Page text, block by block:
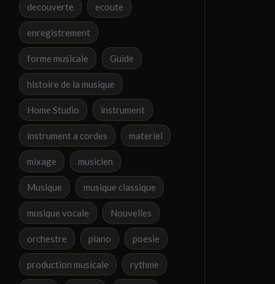
decouverte ecoute
enregistrement
forme musicale Guide
histoire de la musique
Home Studio instrument
instrument a cordes materiel
mixage musicien
Musique musique classique
musique vocale Nouvelles
orchestre piano poesie
production musicale rythme